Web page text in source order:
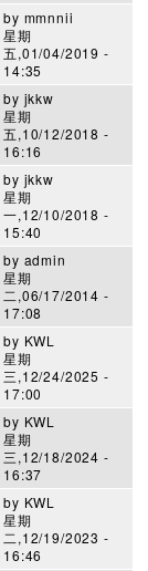
by mmnnii
星期
五,01/04/2019 -
14:35
by jkkw
星期
五,10/12/2018 -
16:16
by jkkw
星期
一,12/10/2018 -
15:40
by admin
星期
二,06/17/2014 -
17:08
by KWL
星期
三,12/24/2025 -
17:00
by KWL
星期
三,12/18/2024 -
16:37
by KWL
星期
二,12/19/2023 -
16:46